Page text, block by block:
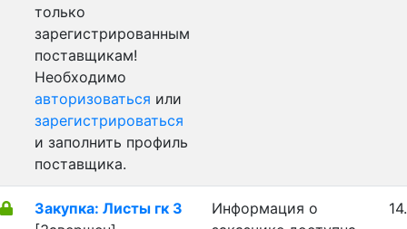
только
зарегистрированным
поставщикам!
Необходимо
авторизоваться или
зарегистрироваться
и заполнить профиль
поставщика.
Закупка: Листы гк 3
Информация о